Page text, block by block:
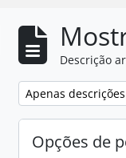
Descrição
Remove filter:
Apenas
Opções de